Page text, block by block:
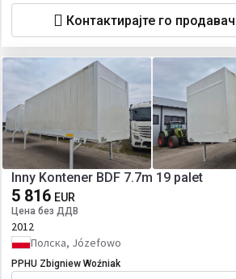
Контактирајте го
Inny Kontener BDF 7.7m 19 palet
5 816 EUR
Цена без ДДВ
2012
Полска, Józefowo
PPHU Zbigniew Woźniak